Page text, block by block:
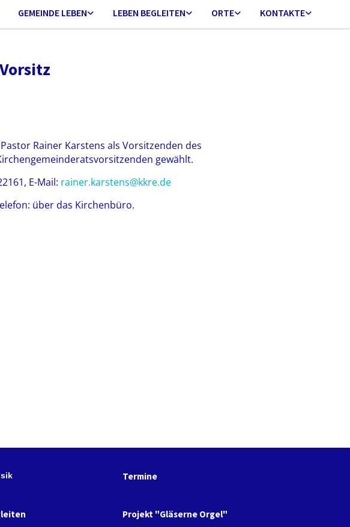
GEMEINDE LEBEN LEBEN BEGLEITEN ORTE KONTAKTE
Rainer Karstens als Vorsitzenden des
gewählt.
E-Mail: rainer.karstens@kkre.de
über das Kirchenbüro.
Termine
Projekt "Gläserne Orgel"